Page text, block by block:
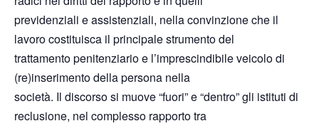
previdenziali e assistenziali, nella convinzione che il
lavoro costituisca il principale strumento del
trattamento penitenziario e l’imprescindibile veicolo di
(re)inserimento della persona nella
società. Il discorso si muove “fuori” e “dentro” gli istituti di
reclusione, nel complesso rapporto tra